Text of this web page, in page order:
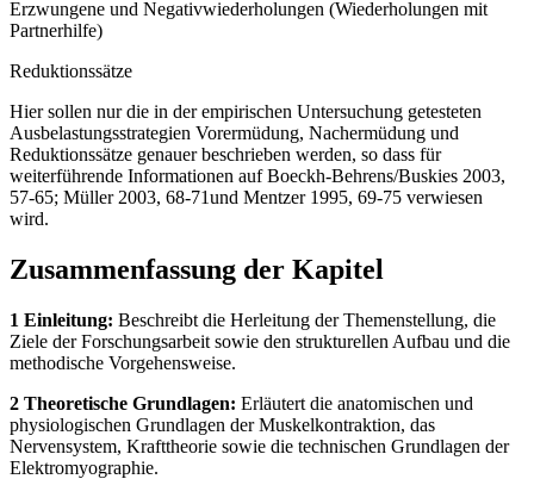
Erzwungene und Negativwiederholungen (Wiederholungen mit
Partnerhilfe)
Reduktionssätze
Hier sollen nur die in der empirischen Untersuchung getesteten
Ausbelastungsstrategien Vorermüdung, Nachermüdung und
Reduktionssätze genauer beschrieben werden, so dass für
weiterführende Informationen auf Boeckh-Behrens/Buskies 2003,
57-65; Müller 2003, 68-71und Mentzer 1995, 69-75 verwiesen
wird.
Zusammenfassung der Kapitel
1 Einleitung: Beschreibt die Herleitung der Themenstellung, die
Ziele der Forschungsarbeit sowie den strukturellen Aufbau und die
methodische Vorgehensweise.
2 Theoretische Grundlagen: Erläutert die anatomischen und
physiologischen Grundlagen der Muskelkontraktion, das
Nervensystem, Krafttheorie sowie die technischen Grundlagen der
Elektromyographie.